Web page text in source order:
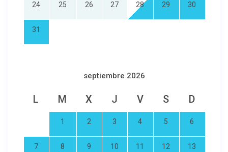
24 25 26 27 28 29 30
31
septiembre 2026
L M X J V S D
1 2 3 4 5 6
7 8 9 10 11 12 13